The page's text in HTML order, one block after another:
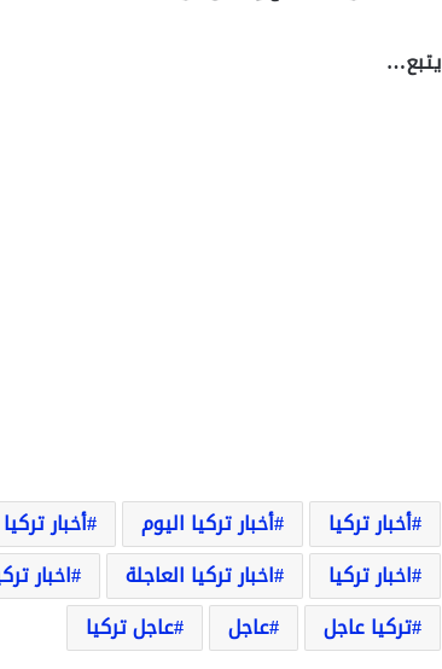
يتبع…
أخبار تركيا أخبار تركيا اليوم أخبار
اخبار تركيا
اخبار تركيا العاجلة اخبار
تركيا عاجل
عاجل عاجل تركيا